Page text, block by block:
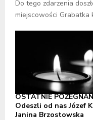
Do tego zdarzenia
miejscowości Grabatka
OSTATNIE
Odeszli od nas Józef
Janina Brzostowska